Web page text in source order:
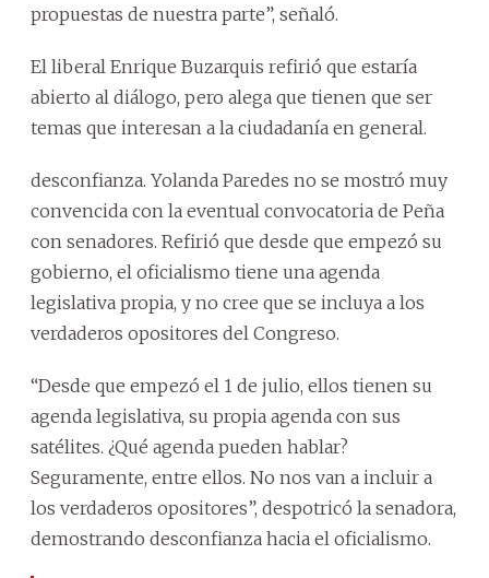
propuestas de nuestra parte”, señaló.
El liberal Enrique Buzarquis refirió que estaría
abierto al diálogo, pero alega que tienen que ser
temas que interesan a la ciudadanía en general.
desconfianza. Yolanda Paredes no se mostró muy
convencida con la eventual convocatoria de Peña
con senadores. Refirió que desde que empezó su
gobierno, el oficialismo tiene una agenda
legislativa propia, y no cree que se incluya a los
verdaderos opositores del Congreso.
“Desde que empezó el 1 de julio, ellos tienen su
agenda legislativa, su propia agenda con sus
satélites. ¿Qué agenda pueden hablar?
Seguramente, entre ellos. No nos van a incluir a
los verdaderos opositores”, despotricó la senadora,
demostrando desconfianza hacia el oficialismo.